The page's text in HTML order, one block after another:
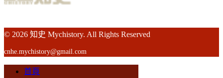
© 2026 知史 Mychistory. All Rights Reserved
cnhe.mychistory@gmail.com
首頁